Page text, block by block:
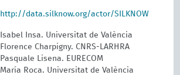
http://data.silknow.org/actor/SILKNOW
Isabel Insa. Universitat de València
Florence Charpigny. CNRS-LARHRA
Pasquale Lisena. EURECOM
María Roca. Universitat de València